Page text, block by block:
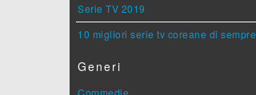
Serie TV 2019
10 migliori serie tv coreane di sempre
Generi
Commedie